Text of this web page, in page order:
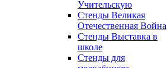
Учительскую
Стенды Великая
Отечественная Война
Стенды Выставка в
школе
Стенды для